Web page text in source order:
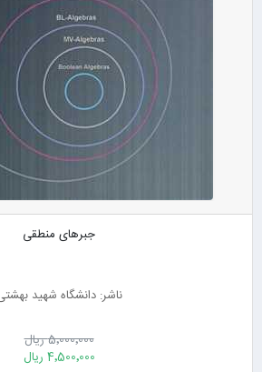
جبرهای منطقی
ناشر: دانشگاه شهید
5٬000٬000 ریال
4٬500٬000 ریال